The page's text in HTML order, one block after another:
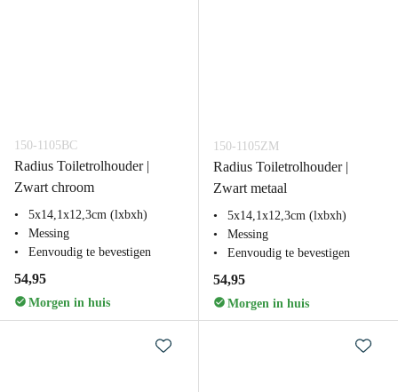
150-1105BC
Radius Toiletrolhouder |
Zwart chroom
5x14,1x12,3cm (lxbxh)
Messing
Eenvoudig te bevestigen
54,95
Morgen in huis
150-1105ZM
Radius Toiletrolhouder |
Zwart metaal
5x14,1x12,3cm (lxbxh)
Messing
Eenvoudig te bevestigen
54,95
Morgen in huis